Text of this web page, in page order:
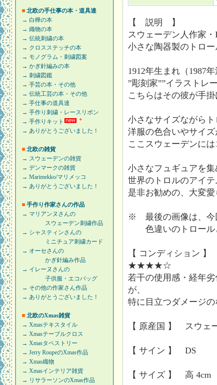
■ 北欧の手仕事の本・道具達
→ 白樺の本
→ 織物の本
→ 伝統刺繍の本
→ クロスステッチの本
→ モノグラム・刺繍図案
→ かぎ針編みの本
→ 刺繍図鑑
→ 手芸の本・その他
→ 伝統工芸の本・その他
→ 手仕事の道具達
→ 手作り刺繍・レースリボン
→ 手作りキット
→ ありがとうございました！
■ 北欧の雑貨
→ スウェーデンの雑貨
→ デンマークの雑貨
→ Marimekko/マリメッコ
→ ありがとうございました！
■ 手作り作家さんの作品
→ マリアンヌさんの
スウェーデン刺繍作品
→ シャスティンさんの
ミニチュア刺繍カード
→ オーセさんの
かぎ針編み作品
→ イレーヌさんの
子供服・エコバッグ
→ その他の作家さん作品
→ ありがとうございました！
■ 北欧のXmas雑貨
→ Xmasテキスタイル
→ Xmasテーブルクロス
→ Xmasタペストリー
→ Jerry RoupeのXmas作品
→ Xmas織物
→ Xmasインテリア雑貨
→ リサラーソンのXmas作品
【 説明 】
スウェーデン人作家
小さな陶器製のトロ
1912年生まれ（1987
”彫刻家””イラストレ
こちらはその彼が手
小さなサイズながら
洋服の色合いやサイ
ここスウェーデンに
小さなフュギュアを
世界のトロルのアイ
是非お勧めの、大変
※ 最後の画像は、今
色違いのトロール
【 コンディション 】
★★★★☆
若干の使用感・経年
が、
特に目立つダメージ
【 原産国 】 スウェ
【 サイン 】 DS
【 サイズ 】 高